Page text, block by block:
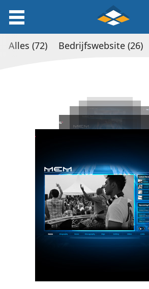
Alles (72) Bedrijfswebsite (26)